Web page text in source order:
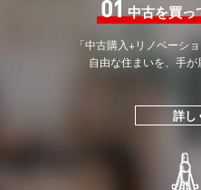
01中古を買っ
「中古購入+リノベーシ
自由な住まいを、手
詳し